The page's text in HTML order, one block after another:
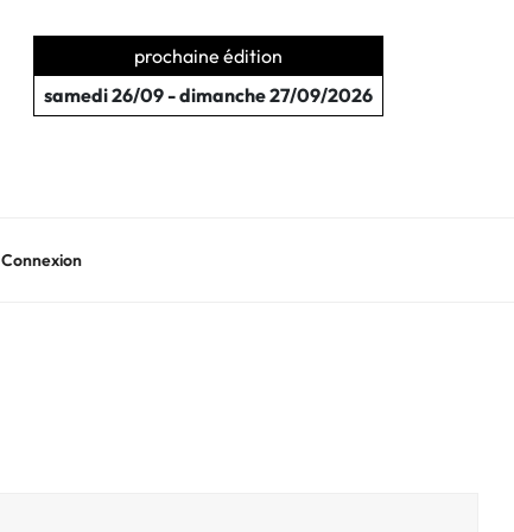
prochaine édition
samedi 26/09 - dimanche 27/09/2026
Connexion